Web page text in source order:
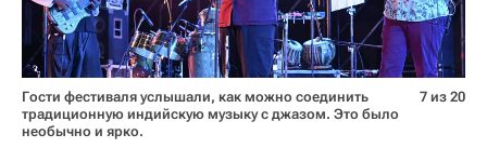
Гости фестиваля услышали, как можно соединить
традиционную индийскую музыку с джазом. Это было
необычно и ярко.
7 из 20